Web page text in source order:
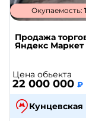
Окупаемость:
Продажа
Яндекс Маркет
Цена обьекта
22 000 000 ₽
Кунцевская